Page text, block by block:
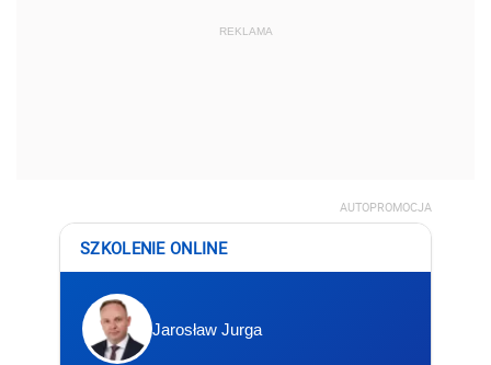
REKLAMA
AUTOPROMOCJA
SZKOLENIE ONLINE
Jarosław Jurga